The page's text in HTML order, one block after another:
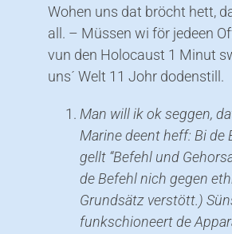
Wohen uns dat bröcht hett,
all. – Müssen wi för jedeen
vun den Holocaust 1 Minut
uns´ Welt 11 Johr dodenstill.
Man will ik ok seggen,
Marine deent heff: Bi de
gellt “Befehl und
de Befehl nich gegen
Grundsätz verstött.)
funkschioneert de